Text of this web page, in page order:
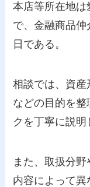
本店等所在地
で、金融商品
日である。
相談では、資産
などの目的を
クを丁寧に説明
また、取扱分
内容によって